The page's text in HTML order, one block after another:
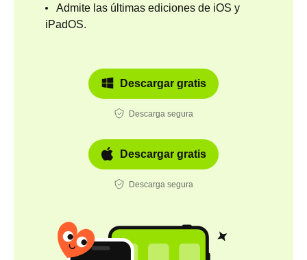
Admite las últimas ediciones de iOS y
iPadOS.
Descargar gratis
Descarga segura
Descargar gratis
Descarga segura